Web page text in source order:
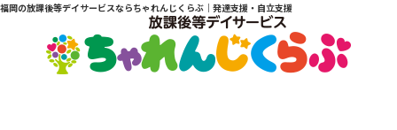
福岡の放課後等デイサービスならちゃれんじくらぶ｜発達支援・自立支援